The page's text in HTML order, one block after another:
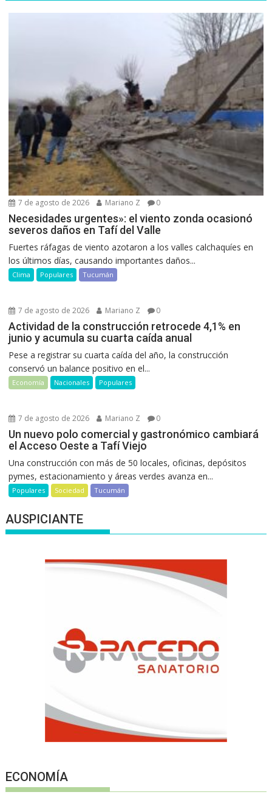
7 de agosto de 2026 Mariano Z 0
Necesidades urgentes»: el viento zonda ocasionó
severos daños en Tafí del Valle
Fuertes ráfagas de viento azotaron a los valles calchaquíes en
los últimos días, causando importantes daños...
Clima Populares Tucumán
7 de agosto de 2026 Mariano Z 0
Actividad de la construcción retrocede 4,1% en
junio y acumula su cuarta caída anual
Pese a registrar su cuarta caída del año, la construcción
conservó un balance positivo en el...
Economía Nacionales Populares
7 de agosto de 2026 Mariano Z 0
Un nuevo polo comercial y gastronómico cambiará
el Acceso Oeste a Tafí Viejo
Una construcción con más de 50 locales, oficinas, depósitos
pymes, estacionamiento y áreas verdes avanza en...
Populares Sociedad Tucumán
AUSPICIANTE
ECONOMÍA